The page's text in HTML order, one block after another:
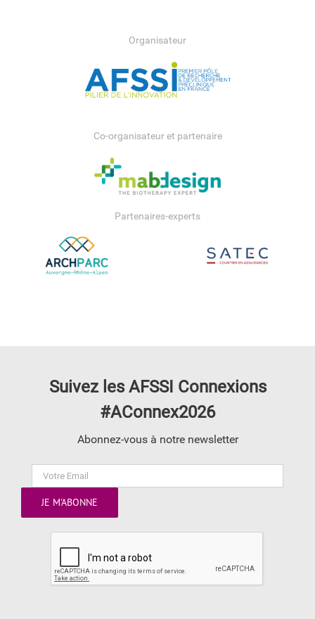
Organisateur
Co-organisateur et partenaire
Partenaires-experts
Suivez les AFSSI Connexions
#AConnex2026
Abonnez-vous à notre newsletter